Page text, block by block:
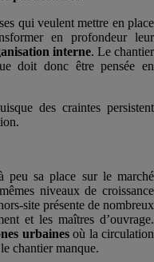
qui veulent mettre en place
en profondeur leur
interne. Le chantier
doit donc être pensée en
des craintes persistent
peu sa place sur le marché
niveaux de croissance
site présente de nombreux
et les maîtres d’ouvrage.
urbainesoù la circulation
chantier manque.